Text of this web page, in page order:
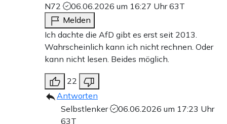
N72
06.06.2026 um 16:27 Uhr63T
Melden
Ich dachte die AfD gibt es erst seit 2013.
Wahrscheinlich kann ich nicht rechnen. Oder
kann nicht lesen. Beides möglich.
22
Antworten
Selbstlenker
06.06.2026 um 17:23 Uhr
63T